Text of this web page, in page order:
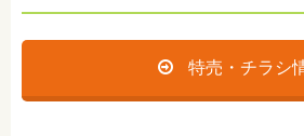
特売・チラシ